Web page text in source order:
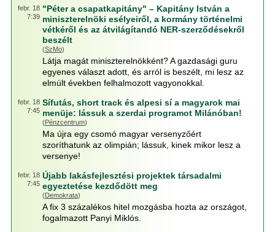
febr. 18
7:39
"Péter a csapatkapitány" – Kapitány István a
miniszterelnöki esélyeiről, a kormány történelmi
vétkéről és az átvilágítandó NER-szerződésekről
beszélt
(SzMo)
Látja magát miniszterelnökként? A gazdasági guru
egyenes választ adott, és arról is beszélt, mi lesz az
elmúlt években felhalmozott vagyonokkal.
febr. 18
7:45
Sífutás, short track és alpesi sí a magyarok mai
menüje: lássuk a szerdai programot Milánóban!
(Pénzcentrum)
Ma újra egy csomó magyar versenyzőért
szoríthatunk az olimpián; lássuk, kinek mikor lesz a
versenye!
febr. 18
7:45
Újabb lakásfejlesztési projektek társadalmi
egyeztetése kezdődött meg
(Demokrata)
A fix 3 százalékos hitel mozgásba hozta az országot,
fogalmazott Panyi Miklós.